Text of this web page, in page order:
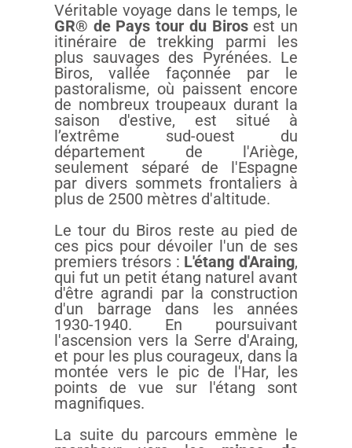
Véritable voyage dans le temps, le
GR® de Pays tour du Birosest un
itinéraire de trekking parmi les
plus sauvages des Pyrénées. Le
Biros, vallée façonnée par le
pastoralisme, où paissent encore
de nombreux troupeaux durant la
saison d'estive, est situé à
l’extrême sud-ouest du
département de l'Ariège,
seulement séparé de l'Espagne
par divers sommets frontaliers à
plus de 2500 mètres d'altitude.
Le tour du Biros reste au pied de
ces pics pour dévoiler l'un de ses
premiers trésors : L'étang d'Araing,
qui fut un petit étang naturel avant
d'être agrandi par la construction
d'un barrage dans les années
1930-1940. En poursuivant
l'ascension vers la Serre d'Araing,
et pour les plus courageux, dans la
montée vers le pic de l'Har, les
points de vue sur l'étang sont
magnifiques.
La suite du parcours emmène le